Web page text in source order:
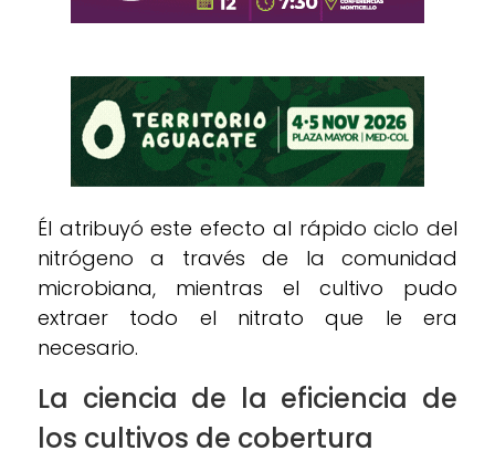
Él atribuyó este efecto al rápido ciclo del
nitrógeno a través de la comunidad
microbiana, mientras el cultivo pudo
extraer todo el nitrato que le era
necesario.
La ciencia de la eficiencia de
los cultivos de cobertura